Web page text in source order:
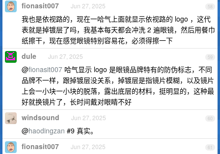
58
fionasit007 Jun 27, 2025
我也是依视路的，现在一哈气上面就显示依视路的 logo ，这代
表就是掉镀层了吗，我基本每天都会冲洗 2 遍眼镜，然后用餐巾
纸擦干，现在感觉眼镜特别容易花，必须得擦一下
59
dule Jun 27, 2025
@fionasit007 哈气显示 logo 是眼镜品牌特有的防伪标志，不同
品牌不一样，跟掉镀层没关系，掉镀层是指镜片模糊，以及镜片
上会一小块一小块的脱落，露出底层的材料，挺明显的，这种最
好就换镜片了，长时间戴对眼睛不好
60
windsound Jun 27, 2025
@haodingzan #9 真实。
61
fionasit007 Jun 27, 2025